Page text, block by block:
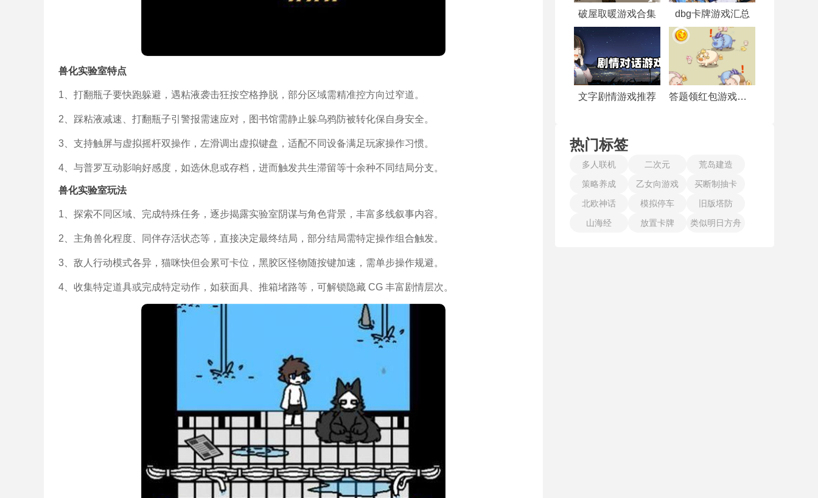
兽化实验室特点
1、打翻瓶子要快跑躲避，遇粘液袭击狂按空格挣脱，部分区域需精准控方向过窄道。
2、踩粘液减速、打翻瓶子引警报需速应对，图书馆需静止躲乌鸦防被转化保自身安全。
3、支持触屏与虚拟摇杆双操作，左滑调出虚拟键盘，适配不同设备满足玩家操作习惯。
4、与普罗互动影响好感度，如选休息或存档，进而触发共生滞留等十余种不同结局分支。
兽化实验室玩法
1、探索不同区域、完成特殊任务，逐步揭露实验室阴谋与角色背景，丰富多线叙事内容。
2、主角兽化程度、同伴存活状态等，直接决定最终结局，部分结局需特定操作组合触发。
3、敌人行动模式各异，猫咪快但会累可卡位，黑胶区怪物随按键加速，需单步操作规避。
4、收集特定道具或完成特定动作，如获面具、推箱堵路等，可解锁隐藏 CG 丰富剧情层次。
破屋取暖游戏合集 dbg卡牌游戏汇总
文字剧情游戏推荐 答题领红包游戏合集
热门标签
多人联机 二次元
荒岛建造
策略养成
乙女向游戏
买断制抽卡
北欧神话
模拟停车
旧版塔防
山海经
放置卡牌 类似明日方舟